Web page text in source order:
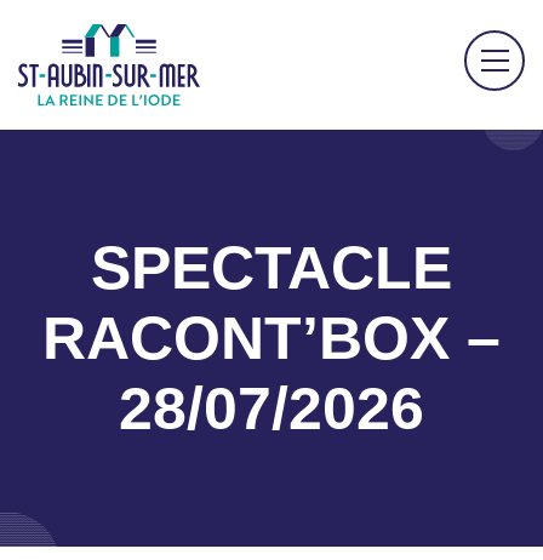
SPECTACLE
RACONT’BOX –
28/07/2026